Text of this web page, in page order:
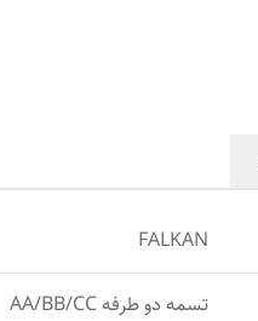
FALKAN
تسمه دو طرفه AA/BB/CC